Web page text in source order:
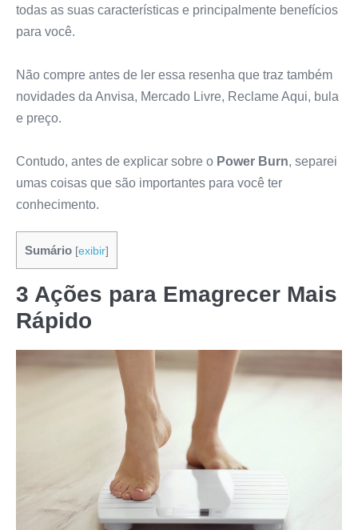
todas as suas características e principalmente benefícios
para você.
Não compre antes de ler essa resenha que traz também
novidades da Anvisa, Mercado Livre, Reclame Aqui, bula
e preço.
Contudo, antes de explicar sobre o Power Burn, separei
umas coisas que são importantes para você ter
conhecimento.
Sumário [exibir]
3 Ações para Emagrecer Mais
Rápido